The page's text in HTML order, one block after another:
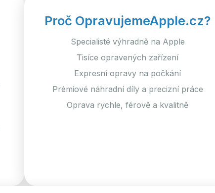
Proč OpravujemeApple.cz?
Specialisté výhradně na Apple
Tisíce opravených zařízení
Expresní opravy na počkání
Prémiové náhradní díly a precizní práce
Oprava rychle, férově a kvalitně